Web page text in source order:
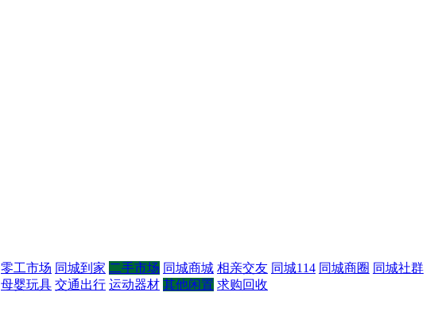
零工市场 同城到家 二手市场 同城商城 相亲交友 同城114 同城商圈 同城社群
母婴玩具 交通出行 运动器材 其他闲置 求购回收